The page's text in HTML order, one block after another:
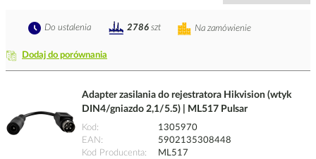
Dodaj do porównania
Na zamówienie
Do ustalenia 2786 szt
Adapter zasilania do rejestratora Hikvision (wtyk
DIN4/gniazdo 2,1/5.5) | ML517 Pulsar
Kod
1305970
EAN
5902135308448
Kod Producenta
ML517